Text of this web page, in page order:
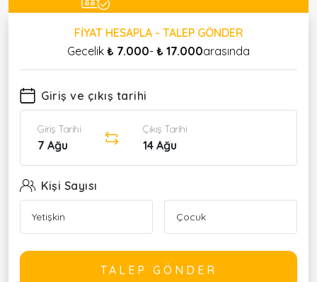
FIYAT HESAPLA - TALEP GÖNDER
Gecelik ₺ 7.000- ₺ 17.000arasında
Giriş ve çıkış tarihi
Giriş Tarihi
7 Ağu
Çıkış Tarihi
14 Ağu
Kişi Sayısı
TALEP GÖNDER